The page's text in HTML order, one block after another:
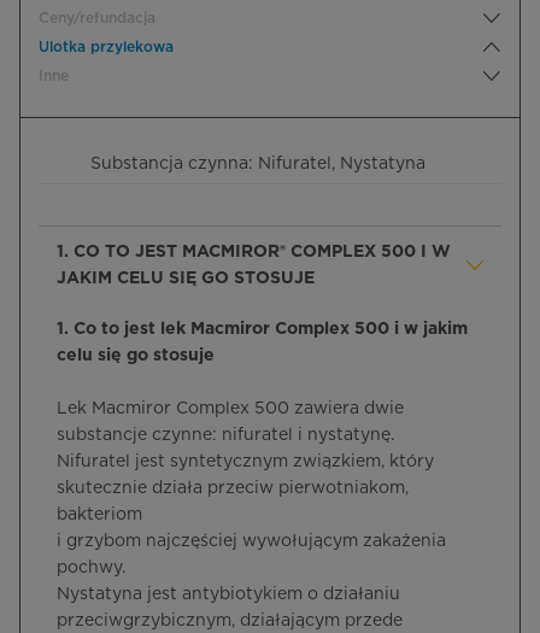
Ceny/refundacja
Ulotka przylekowa
Inne
Substancja czynna: Nifuratel, Nystatyna
1. CO TO JEST MACMIROR® COMPLEX 500 I W
JAKIM CELU SIĘ GO STOSUJE
1. Co to jest lek Macmiror Complex 500 i w jakim
celu się go stosuje
Lek Macmiror Complex 500 zawiera dwie
substancje czynne: nifuratel i nystatynę.
Nifuratel jest syntetycznym związkiem, który
skutecznie działa przeciw pierwotniakom,
bakteriom
i grzybom najczęściej wywołującym zakażenia
pochwy.
Nystatyna jest antybiotykiem o działaniu
przeciwgrzybicznym, działającym przede